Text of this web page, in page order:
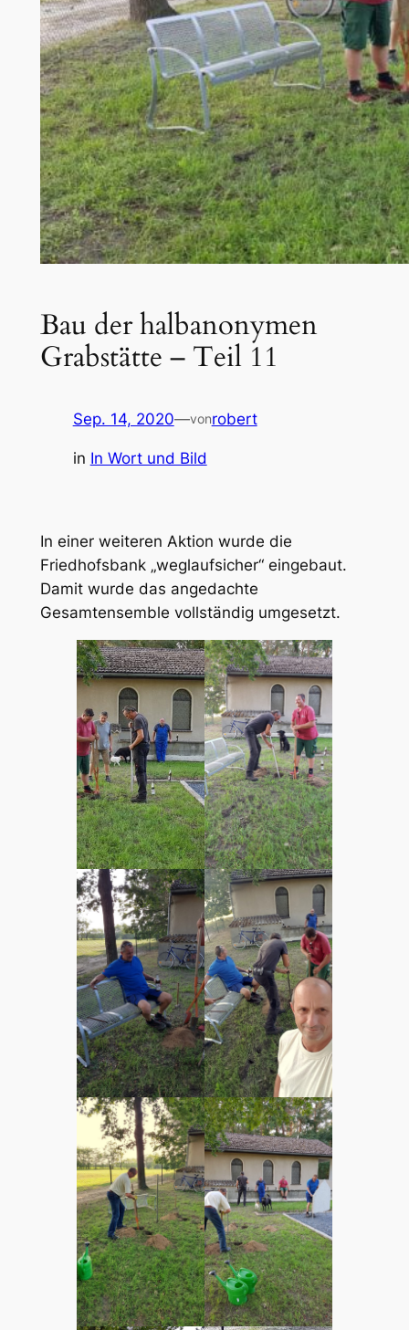
Bau der halbanonymen
Grabstätte – Teil 11
Sep. 14, 2020—vonrobert
in In Wort und Bild
In einer weiteren Aktion wurde die
Friedhofsbank „weglaufsicher“ eingebaut.
Damit wurde das angedachte
Gesamtensemble vollständig umgesetzt.